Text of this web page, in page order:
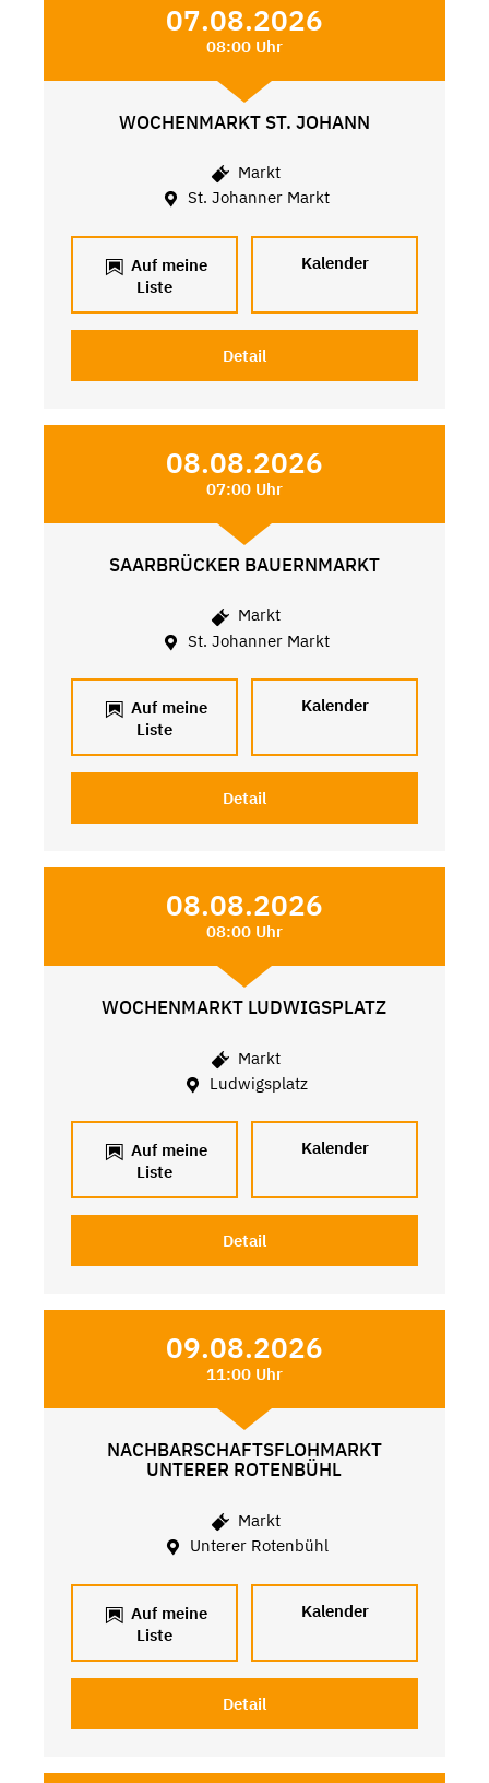
07.08.2026
08:00 Uhr
WOCHENMARKT ST. JOHANN
Markt
St. Johanner Markt
Auf meine
Liste
Kalender
Detail
08.08.2026
07:00 Uhr
SAARBRÜCKER BAUERNMARKT
Markt
St. Johanner Markt
Auf meine
Liste
Kalender
Detail
08.08.2026
08:00 Uhr
WOCHENMARKT LUDWIGSPLATZ
Markt
Ludwigsplatz
Auf meine
Liste
Kalender
Detail
09.08.2026
11:00 Uhr
NACHBARSCHAFTSFLOHMARKT
UNTERER ROTENBÜHL
Markt
Unterer Rotenbühl
Auf meine
Liste
Kalender
Detail